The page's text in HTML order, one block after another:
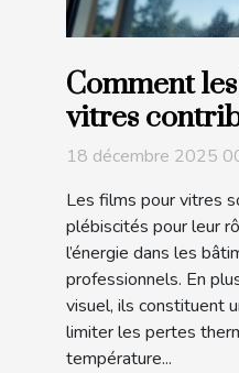
Comment
vitres
l'économie
18 décembre 2025
Les films pour vitres
plébiscités pour leur
l’énergie dans les
professionnels. En
visuel, ils constituent
limiter les pertes
température...